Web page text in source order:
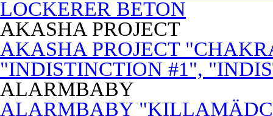
LOCKERER BETON
AKASHA PROJECT
AKASHA PROJECT
"INDISTINCTION #1",
ALARMBABY
ALARMBABY